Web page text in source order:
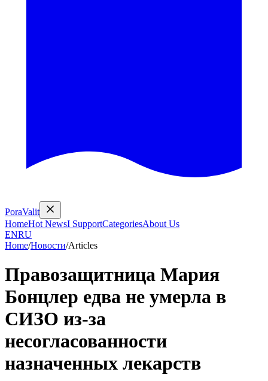
PoraValit
HomeHot NewsI SupportCategoriesAbout Us
ENRU
Home/Новости/Articles
Правозащитница Мария
Бонцлер едва не умерла в
СИЗО из-за
несогласованности
назначенных лекарств